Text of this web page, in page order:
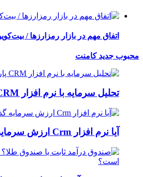
اتفاق مهم در بازار رمزارزها /
محبوب جدیدکامنت
تحلیل سرمایه با نرم افزار CRM پارس ویتایگر
آیا نرم افزار Crm ارزش سرمایه گذاری دارد؟